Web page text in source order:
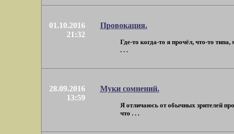
01.10.2016
21:32
Провокация.
Где-то когда-то я прочёл, что-то
. . .
28.09.2016
13:59
Муки сомнений.
Я отличаюсь от обычных зрителей
что . . .